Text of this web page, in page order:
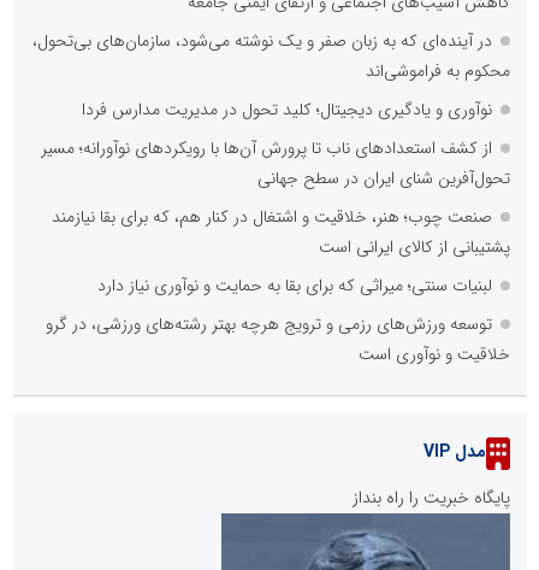
در آینده‌ای که به زبان صفر و یک نوشته می‌شود، سازمان‌های بی‌تحول،
محکوم به فراموشی‌اند
نوآوری و یادگیری دیجیتال؛ کلید تحول در مدیریت مدارس فردا
از کشف استعدادهای ناب تا پرورش آن‌ها با رویکردهای نوآورانه؛ مسیر
تحول‌آفرین شنای ایران در سطح جهانی
صنعت چوب؛ هنر، خلاقیت و اشتغال در کنار هم، که برای بقا نیازمند
پشتیبانی از کالای ایرانی است
لبنیات سنتی؛ میراثی که برای بقا به حمایت و نوآوری نیاز دارد
توسعه ورزش‌های رزمی و ترویج هرچه بهتر رشته‌های ورزشی، در گرو
خلاقیت و نوآوری است
مدل VIP
پایگاه خبریت را راه بنداز